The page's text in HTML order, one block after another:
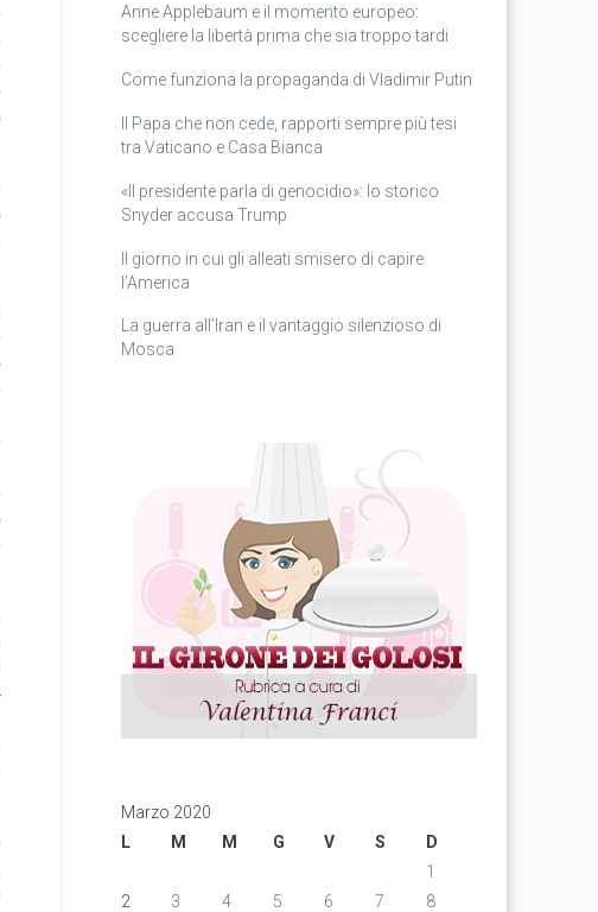
Anne Applebaum e il momento europeo:
scegliere la libertà prima che sia troppo tardi
Come funziona la propaganda di Vladimir Putin
Il Papa che non cede, rapporti sempre più tesi
tra Vaticano e Casa Bianca
«Il presidente parla di genocidio»: lo storico
Snyder accusa Trump
Il giorno in cui gli alleati smisero di capire
l’America
La guerra all’Iran e il vantaggio silenzioso di
Mosca
Marzo 2020
L
M M G V S
D
1
2
3 4 5 6 7
8